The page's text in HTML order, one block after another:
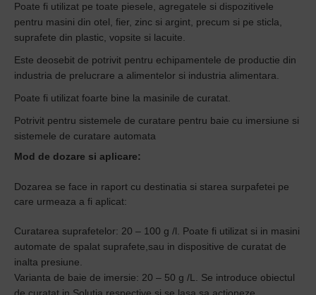
Poate fi utilizat pe toate piesele, agregatele si dispozitivele
pentru masini din otel, fier, zinc si argint, precum si pe sticla,
suprafete din plastic, vopsite si lacuite.
Este deosebit de potrivit pentru echipamentele de productie din
industria de prelucrare a alimentelor si industria alimentara.
Poate fi utilizat foarte bine la masinile de curatat.
Potrivit pentru sistemele de curatare pentru baie cu imersiune si
sistemele de curatare automata
Mod de dozare si aplicare:
Dozarea se face in raport cu destinatia si starea surpafetei pe
care urmeaza a fi aplicat:
Curatarea suprafetelor: 20 – 100 g /l. Poate fi utilizat si in masini
automate de spalat suprafete, sau in dispositive de curatat de
inalta presiune.
Varianta de baie de imersie: 20 – 50 g /L. Se introduce obiectul